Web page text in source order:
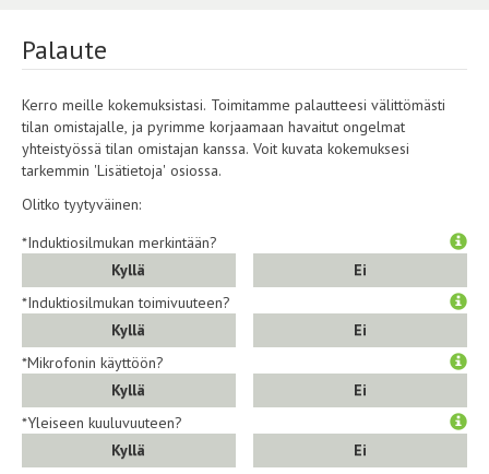
Palaute
Kerro meille kokemuksistasi. Toimitamme palautteesi välittömästi
tilan omistajalle, ja pyrimme korjaamaan havaitut ongelmat
yhteistyössä tilan omistajan kanssa. Voit kuvata kokemuksesi
tarkemmin 'Lisätietoja' osiossa.
Olitko tyytyväinen:
*Induktiosilmukan merkintään?
Kyllä
Ei
*Induktiosilmukan toimivuuteen?
Kyllä
Ei
*Mikrofonin käyttöön?
Kyllä
Ei
*Yleiseen kuuluvuuteen?
Kyllä
Ei